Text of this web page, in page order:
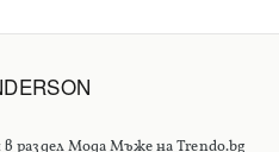
раздел Мода Мъже на Trendo.bg